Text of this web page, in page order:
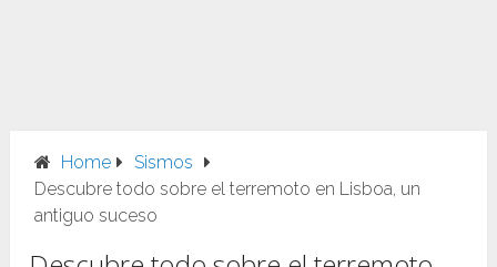
Home
Sismos
Descubre todo sobre el terremoto en Lisboa, un
antiguo suceso